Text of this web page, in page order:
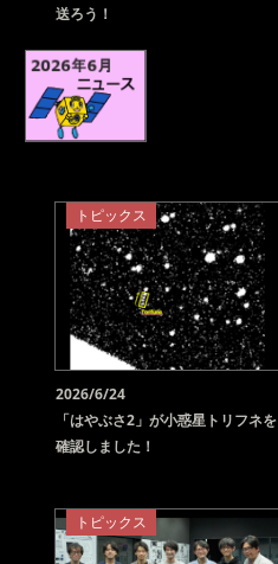
送ろう！
トピックス
2026/6/24
「はやぶさ2」が小惑星トリフネを
確認しました！
トピックス